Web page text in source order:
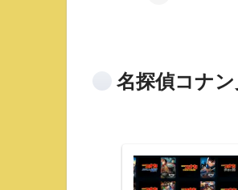
名探偵コナ